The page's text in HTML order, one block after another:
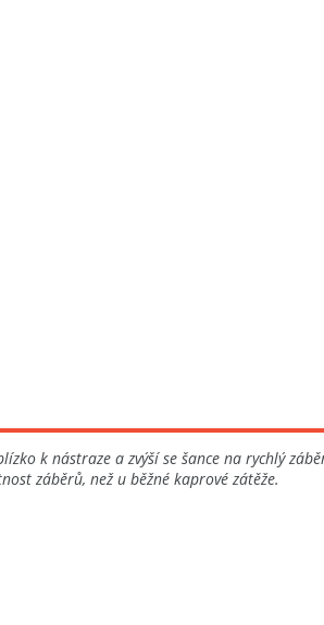
k nástraze a zvýší se šance na rychlý
záběrů, než u běžné kaprové zátěže.